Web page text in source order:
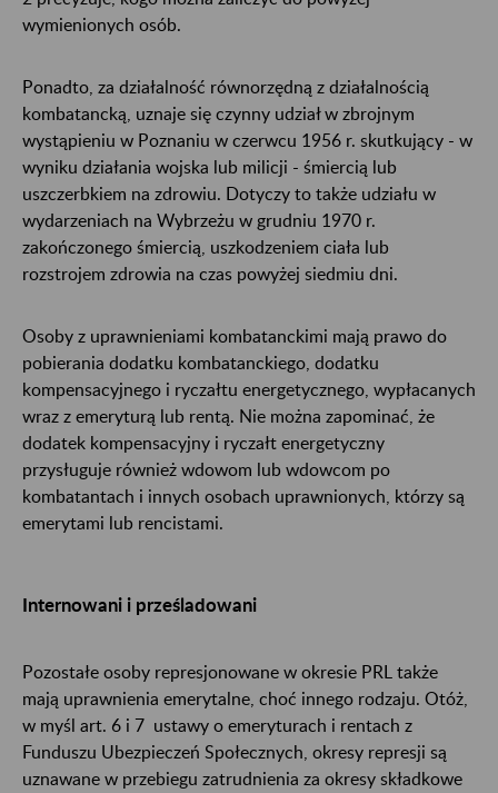
wymienionych osób.
Ponadto, za działalność równorzędną z działalnością
kombatancką, uznaje się czynny udział w zbrojnym
wystąpieniu w Poznaniu w czerwcu 1956 r. skutkujący - w
wyniku działania wojska lub milicji - śmiercią lub
uszczerbkiem na zdrowiu. Dotyczy to także udziału w
wydarzeniach na Wybrzeżu w grudniu 1970 r.
zakończonego śmiercią, uszkodzeniem ciała lub
rozstrojem zdrowia na czas powyżej siedmiu dni.
Osoby z uprawnieniami kombatanckimi mają prawo do
pobierania dodatku kombatanckiego, dodatku
kompensacyjnego i ryczałtu energetycznego, wypłacanych
wraz z emeryturą lub rentą. Nie można zapominać, że
dodatek kompensacyjny i ryczałt energetyczny
przysługuje również wdowom lub wdowcom po
kombatantach i innych osobach uprawnionych, którzy są
emerytami lub rencistami.
Internowani i prześladowani
Pozostałe osoby represjonowane w okresie PRL także
mają uprawnienia emerytalne, choć innego rodzaju. Otóż,
w myśl art. 6 i 7 ustawy o emeryturach i rentach z
Funduszu Ubezpieczeń Społecznych, okresy represji są
uznawane w przebiegu zatrudnienia za okresy składkowe